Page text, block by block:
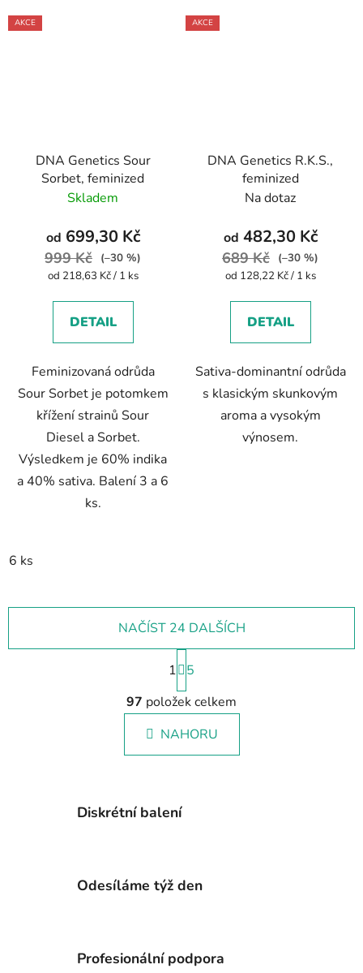
AKCE
DNA Genetics Sour
Sorbet, feminized
Skladem
od 699,30 Kč
999 Kč
(–30 %)
Měrná
od 218,63 Kč / 1 ks
DETAIL
Feminizovaná odrůda
Sour Sorbet je potomkem
křížení strainů Sour
Diesel a Sorbet.
Výsledkem je 60% indika
a 40% sativa. Balení 3 a 6
ks.
6 ks
AKCE
DNA Genetics R.K.S.,
feminized
Na dotaz
od 482,30 Kč
689 Kč
(–30 %)
Měrná
od 128,22 Kč / 1 ks
DETAIL
Sativa-dominantní odrůda
s klasickým skunkovým
aroma a vysokým
výnosem.
O
v
l
á
d
í
k
p
NAČÍST 24 DALŠÍCH
S
t
r
á
n
k
í
1
5
97 položek celkem
NAHORU
Diskrétní balení
Odesíláme týž den
Profesionální podpora